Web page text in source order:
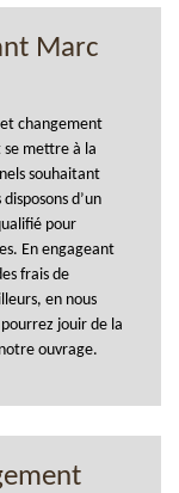
Marc
changement
mettre à la
souhaitant
d’un
pour
En engageant
frais de
en nous
jouir de la
ouvrage.